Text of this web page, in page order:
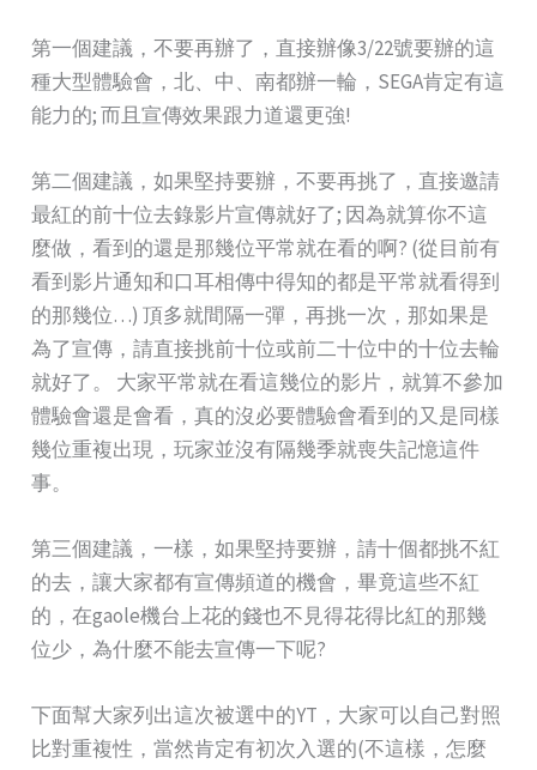
第一個建議，不要再辦了，直接辦像3/22號要辦的這
種大型體驗會，北、中、南都辦一輪，SEGA肯定有這
能力的; 而且宣傳效果跟力道還更強!
第二個建議，如果堅持要辦，不要再挑了，直接邀請
最紅的前十位去錄影片宣傳就好了; 因為就算你不這
麼做，看到的還是那幾位平常就在看的啊? (從目前有
看到影片通知和口耳相傳中得知的都是平常就看得到
的那幾位…) 頂多就間隔一彈，再挑一次，那如果是
為了宣傳，請直接挑前十位或前二十位中的十位去輪
就好了。 大家平常就在看這幾位的影片，就算不參加
體驗會還是會看，真的沒必要體驗會看到的又是同樣
幾位重複出現，玩家並沒有隔幾季就喪失記憶這件
事。
第三個建議，一樣，如果堅持要辦，請十個都挑不紅
的去，讓大家都有宣傳頻道的機會，畢竟這些不紅
的，在gaole機台上花的錢也不見得花得比紅的那幾
位少，為什麼不能去宣傳一下呢?
下面幫大家列出這次被選中的YT，大家可以自己對照
比對重複性，當然肯定有初次入選的(不這樣，怎麼